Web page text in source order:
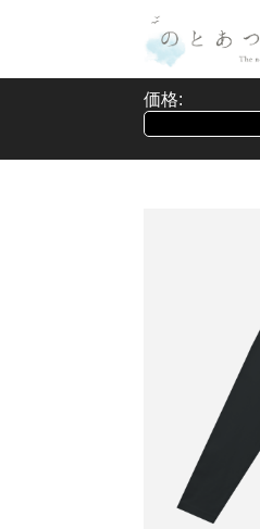
価格: